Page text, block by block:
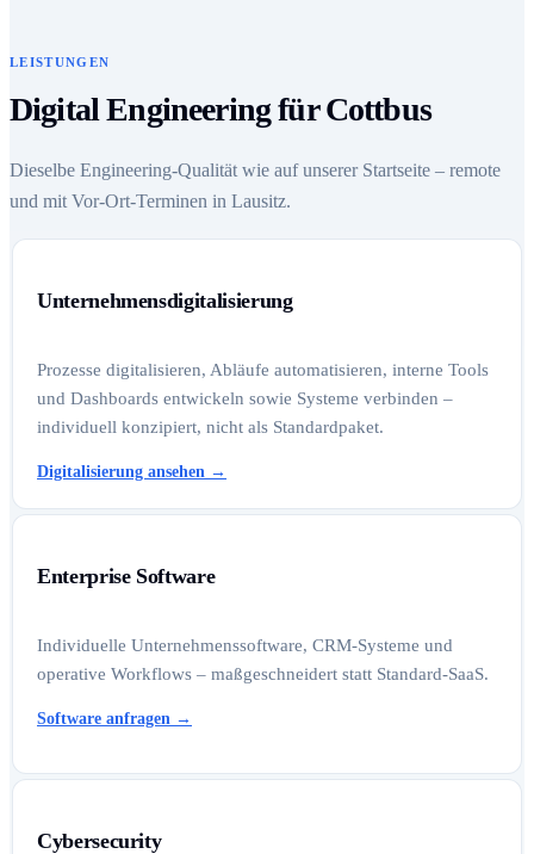
LEISTUNGEN
Digital Engineering für Cottbus
Dieselbe Engineering-Qualität wie auf unserer Startseite – remote
und mit Vor-Ort-Terminen in Lausitz.
Unternehmensdigitalisierung
Prozesse digitalisieren, Abläufe automatisieren, interne Tools
und Dashboards entwickeln sowie Systeme verbinden –
individuell konzipiert, nicht als Standardpaket.
Digitalisierung ansehen →
Enterprise Software
Individuelle Unternehmenssoftware, CRM-Systeme und
operative Workflows – maßgeschneidert statt Standard-SaaS.
Software anfragen →
Cybersecurity